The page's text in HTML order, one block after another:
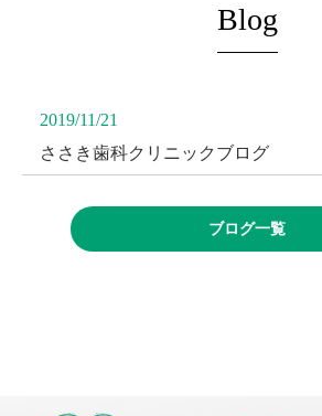
Blog
2019/11/21
ささき歯科クリニックブログ
ブログ一覧